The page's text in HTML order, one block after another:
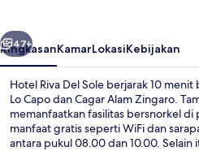
Berikutnya
47+
RingkasanKamarLokasiKebijakan
Hotel Riva Del Sole berjarak 10
Lo Capo dan Cagar Alam Zingaro.
memanfaatkan fasilitas bersnorkel
manfaat gratis seperti WiFi dan
antara pukul 08.00 dan 10.00. Selain